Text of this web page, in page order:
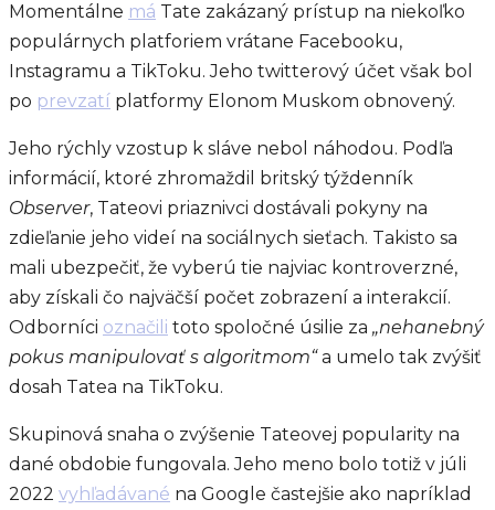
Momentálne má Tate zakázaný prístup na niekoľko
populárnych platforiem vrátane Facebooku,
Instagramu a TikToku. Jeho twitterový účet však bol
po prevzatí platformy Elonom Muskom obnovený.
Jeho rýchly vzostup k sláve nebol náhodou. Podľa
informácií, ktoré zhromaždil britský týždenník
Observer, Tateovi priaznivci dostávali pokyny na
zdieľanie jeho videí na sociálnych sieťach. Takisto sa
mali ubezpečiť, že vyberú tie najviac kontroverzné,
aby získali čo najväčší počet zobrazení a interakcií.
Odborníci označili toto spoločné úsilie za „nehanebný
pokus manipulovať s algoritmom“ a umelo tak zvýšiť
dosah Tatea na TikToku.
Skupinová snaha o zvýšenie Tateovej popularity na
dané obdobie fungovala. Jeho meno bolo totiž v júli
2022 vyhľadávané na Google častejšie ako napríklad